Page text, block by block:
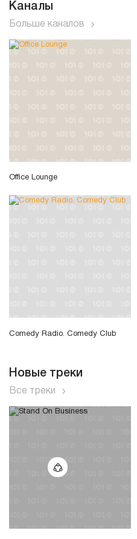
Каналы
Больше каналов
Office Lounge
Comedy Radio. Comedy Club
Новые треки
Все треки